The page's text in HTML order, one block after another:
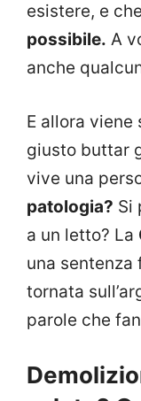
esistere, e
possibile. A
anche
E allora viene
giusto buttar
vive una
patologia? Si
a un letto? La
una sentenza
tornata
parole che